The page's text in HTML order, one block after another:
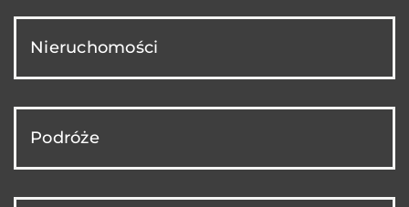
Nieruchomości
Podróże